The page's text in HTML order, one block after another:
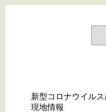
新型コロナウイル
現地情報